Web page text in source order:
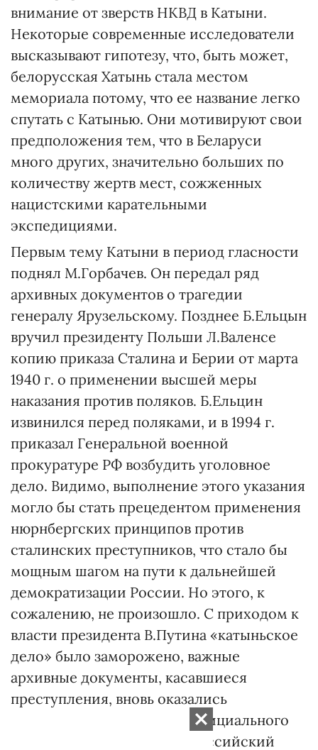
внимание от зверств НКВД в Катыни.
Некоторые современные исследователи
высказывают гипотезу, что, быть может,
белорусская Хатынь стала местом
мемориала потому, что ее название легко
спутать с Катынью. Они мотивируют свои
предположения тем, что в Беларуси
много других, значительно больших по
количеству жертв мест, сожженных
нацистскими карательными
экспедициями.
Первым тему Катыни в период гласности
поднял М.Горбачев. Он передал ряд
архивных документов о трагедии
генералу Ярузельскому. Позднее Б.Ельцын
вручил президенту Польши Л.Валенсе
копию приказа Сталина и Берии от марта
1940 г. о применении высшей меры
наказания против поляков. Б.Ельцин
извинился перед поляками, и в 1994 г.
приказал Генеральной военной
прокуратуре РФ возбудить уголовное
дело. Видимо, выполнение этого указания
могло бы стать прецедентом применения
нюрнбергских принципов против
сталинских преступников, что стало бы
мощным шагом на пути к дальнейшей
демократизации России. Но этого, к
сожалению, не произошло. С приходом к
власти президента В.Путина «катыньское
дело» было заморожено, важные
архивные документы, касавшиеся
преступления, вновь оказались
недоступными. Во время официального
визита в Польшу в 2004 г. российский